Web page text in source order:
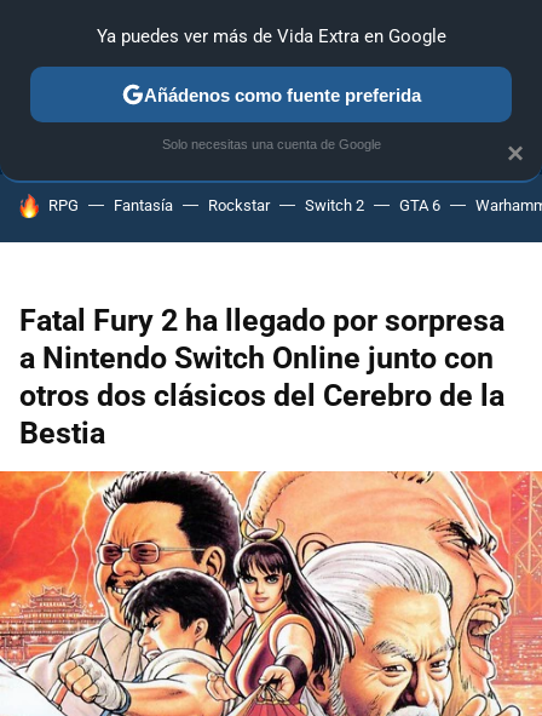
ANÁLISIS GUÍAS Y TRUCOS PC SONY NINTENDO
HOY SE HABLA DE
RPG Fantasía Rockstar Switch 2 GTA 6
Fatal Fury 2 ha llegado por sorpresa
a Nintendo Switch Online junto con
otros dos clásicos del Cerebro de la
Bestia
×
Ya puedes ver más de Vida Extra en Google
Añádenos como fuente preferida
Solo necesitas una cuenta de Google